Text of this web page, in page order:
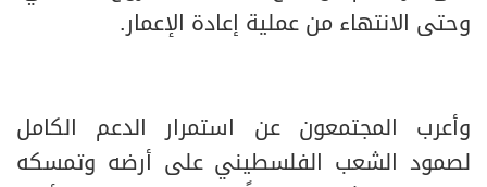
وحتى الانتهاء من عملية إعادة الإعمار.
وأعرب المجتمعون عن استمرار الدعم الكامل
لصمود الشعب الفلسطيني على أرضه وتمسكه